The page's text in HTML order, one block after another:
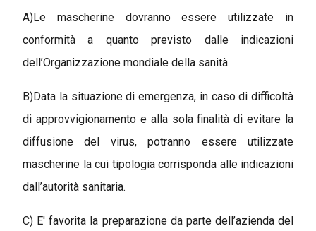
A)Le mascherine dovranno essere utilizzate in
conformità a quanto previsto dalle indicazioni
dell’Organizzazione mondiale della sanità.
B)Data la situazione di emergenza, in caso di difficoltà
di approvvigionamento e alla sola finalità di evitare la
diffusione del virus, potranno essere utilizzate
mascherine la cui tipologia corrisponda alle indicazioni
dall’autorità sanitaria.
C) E' favorita la preparazione da parte dell’azienda del